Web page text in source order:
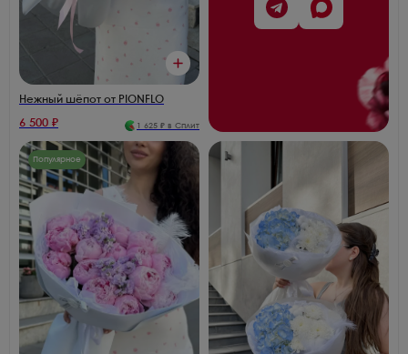
Нежный шёпот от PIONFLO
6 500 ₽ 1 625 ₽ в Сплит
Популярное